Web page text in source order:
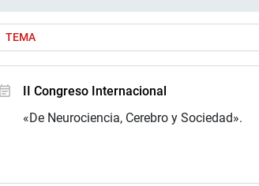
TEMA
II Congreso Internacional
«De Neurociencia, Cerebro y Sociedad».